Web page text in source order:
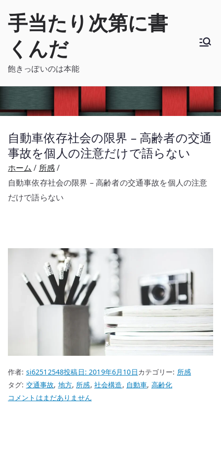
手当たり次第に書
くんだ
飽きっぽいのは本能
自動車依存社会の限界 – 高齢者の交通
事故を個人の注意だけで語らない
ホーム
所感
自動車依存社会の限界 – 高齢者の交通事故を個人の注意
だけで語らない
作者: si62512548投稿日:2019年6月10日カテゴリー: 所感
タグ: 交通事故, 地方, 所感, 社会構造, 自動車, 高齢化
自
コメントはまだありません